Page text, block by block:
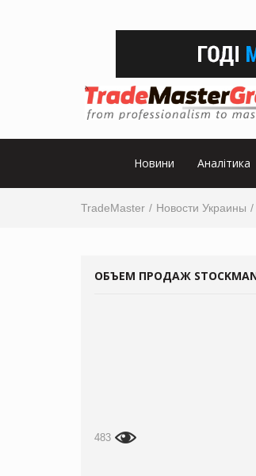
Новини Аналітика
TradeMaster Новости Украины
ОБЪЕМ ПРОДАЖ
483